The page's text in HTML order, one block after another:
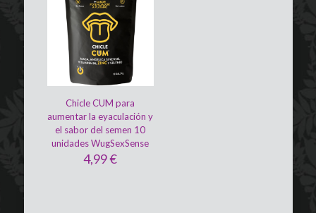
Chicle CUM para
aumentar la eyaculación y
el sabor del semen 10
unidades WugSexSense
4,99€